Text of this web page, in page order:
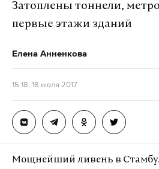
Затоплены тоннели,
первые этажи зданий
Елена Анненкова
15:18, 18 июля 2017
Мощнейший ливень в